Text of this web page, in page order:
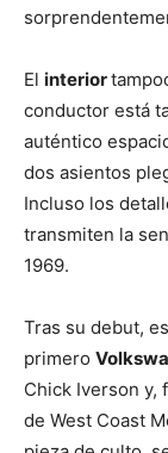
El interior
conductor está
auténtico
dos asientos
Incluso los
transmiten la
1969.
Tras su debut,
primero
Chick Iverson y,
de West Coast